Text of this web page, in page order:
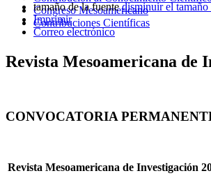
Congreso Mesoamericano
Contribuciones Científicas
tamaño de la fuente disminuir el tamaño
Imprimir
Correo electrónico
Revista Mesoamericana de
CONVOCATORIA
Revista Mesoamericana de Investigación